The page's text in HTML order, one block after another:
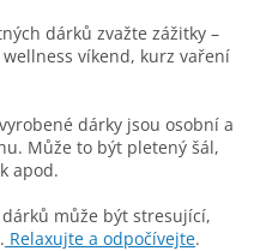
dárků zvažte zážitky –
víkend, kurz vaření
dárky jsou osobní a
Může to být pletený šál,
apod.
může být stresující,
Relaxujte a odpočívejte.